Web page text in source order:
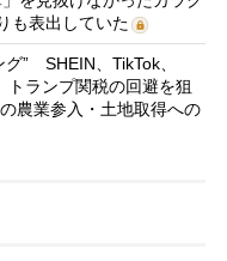
も表出していた
” SHEIN、TikTok、
ランプ関税の回避を狙
農業参入・土地取得への